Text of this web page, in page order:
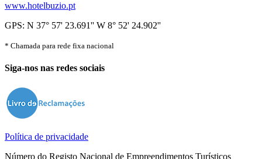
www.hotelbuzio.pt
GPS: N 37° 57' 23.691'' W 8° 52' 24.902''
* Chamada para rede fixa nacional
Siga-nos nas redes sociais
Política de privacidade
Número do Registo Nacional de Empreendimentos Turísticos